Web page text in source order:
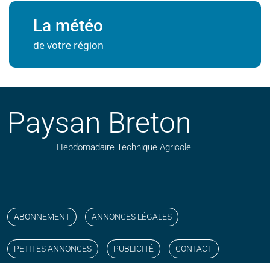
La météo
de votre région
Paysan Breton
Hebdomadaire Technique Agricole
ABONNEMENT ANNONCES LÉGALES
PETITES ANNONCES PUBLICITÉ CONTACT